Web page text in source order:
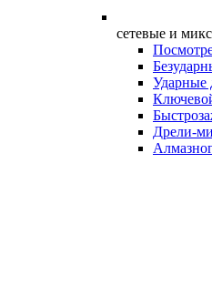
сетевые и
Ударные
Дрели-